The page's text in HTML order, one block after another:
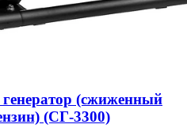
(сжиженный
(СГ-3300)